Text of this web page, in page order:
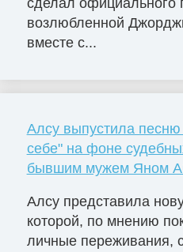
сделал официального
возлюбленной
вместе с...
Алсу выпустила
себе" на фоне
бывшим мужем Яном
Алсу представила
которой, по мнению
личные переживания,